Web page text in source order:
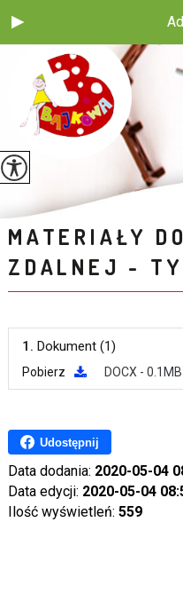
MATERIAŁY
ZDALNEJ -
1. Dokument (1)
Pobierz DOCX - 0.1MB
Udostępnij
Data dodania: 2020-05-04
Data edycji: 2020-05-04
Ilość wyświetleń: 559